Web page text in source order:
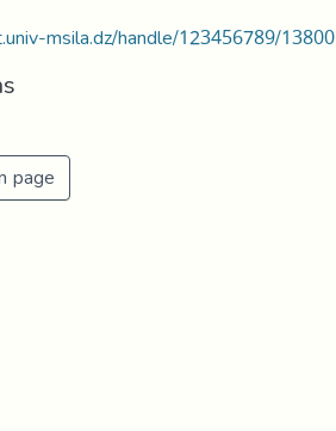
msila.dz/handle/123456789/13800
page